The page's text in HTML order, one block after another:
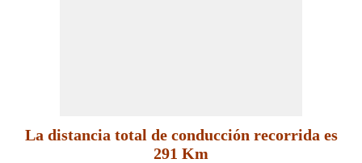
La distancia total de conducción recorrida es
291 Km